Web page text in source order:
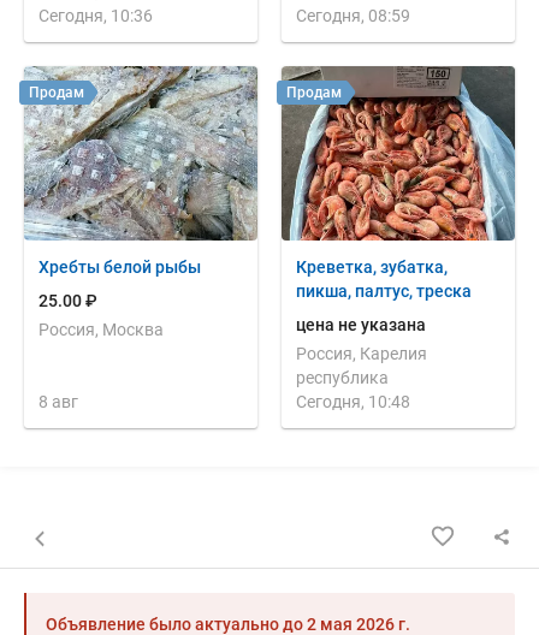
Сегодня, 10:36
Сегодня, 08:59
Хребты белой рыбы
25.00 ₽
Россия, Москва
8 авг
Продам
Креветка, зубатка,
пикша, палтус, треска
цена не указана
Россия, Карелия
республика
Сегодня, 10:48
Продам
Назад к списку объявлений
Объявление было актуально до2 мая 2026 г.